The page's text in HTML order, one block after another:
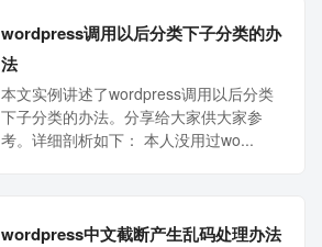
wordpress调用以后分类下子分类的办
法
本文实例讲述了wordpress调用以后分类
下子分类的办法。分享给大家供大家参
考。详细剖析如下： 本人没用过wo...
wordpress中文截断产生乱码处理办法